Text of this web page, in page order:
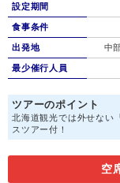
設定期間
食事条件
出発地
中
最少催行人員
ツアーのポイント
北海道観光では外せない
スツアー付！
空